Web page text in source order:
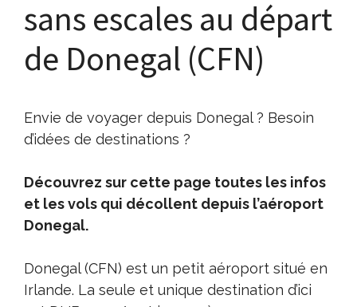
sans escales au départ
de Donegal (CFN)
Envie de voyager depuis Donegal ? Besoin
d’idées de destinations ?
Découvrez sur cette page toutes les infos
et les vols qui décollent depuis l’aéroport
Donegal.
Donegal (CFN) est un petit aéroport situé en
Irlande. La seule et unique destination d’ici